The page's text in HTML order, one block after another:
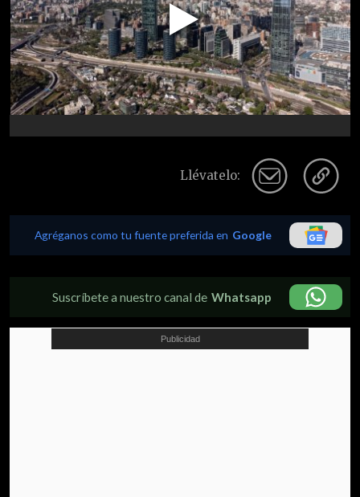
Play
Video
Llévatelo:
Agréganos como tu fuente preferida en Google
Suscríbete a nuestro canal de Whatsapp